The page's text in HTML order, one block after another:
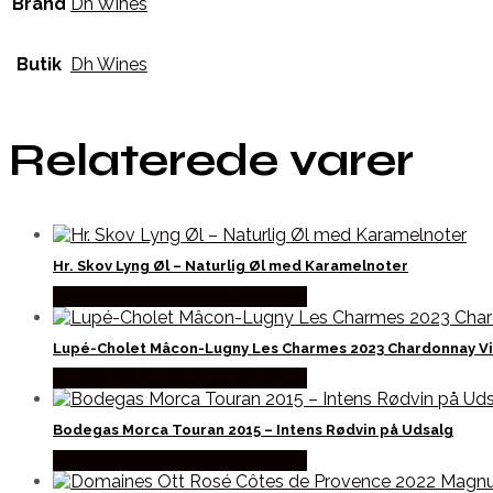
Brand Dh Wines
Butik Dh Wines
Relaterede varer
Hr. Skov Lyng Øl – Naturlig Øl med Karamelnoter
Lupé-Cholet Mâcon-Lugny Les Charmes 2023 Chardonnay
Bodegas Morca Touran 2015 – Intens Rødvin på Udsalg